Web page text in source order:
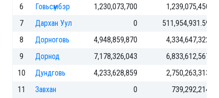
6
Говьсүмбэр 1,230,073,700
1,239,075,450
7
Дархан Уул 0
511,954,931.59
8
Дорноговь 4,948,859,870
4,334,647,322
9
Дорнод 7,178,326,043
6,833,612,567
10
Дундговь 4,233,628,859
2,750,263,313
11
Завхан 0
739,292,214